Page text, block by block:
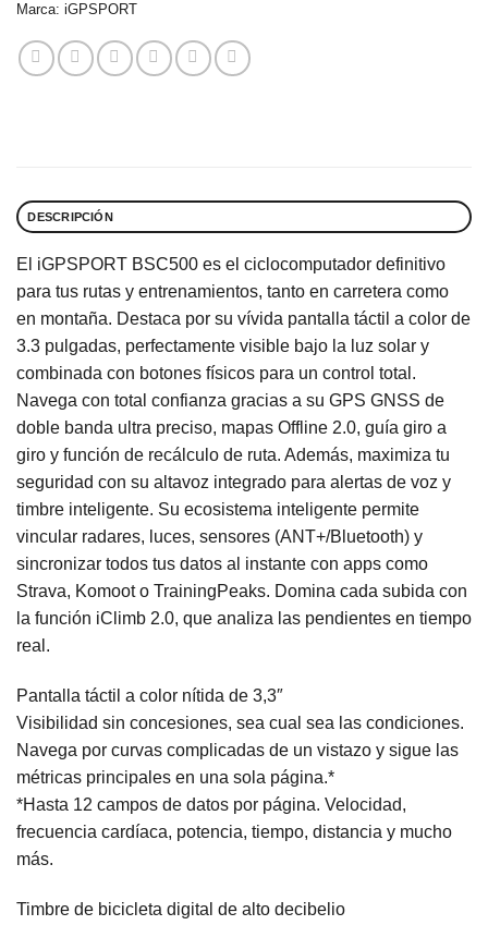
Marca: iGPSPORT
DESCRIPCIÓN
El iGPSPORT BSC500 es el ciclocomputador definitivo
para tus rutas y entrenamientos, tanto en carretera como
en montaña. Destaca por su vívida pantalla táctil a color de
3.3 pulgadas, perfectamente visible bajo la luz solar y
combinada con botones físicos para un control total.
Navega con total confianza gracias a su GPS GNSS de
doble banda ultra preciso, mapas Offline 2.0, guía giro a
giro y función de recálculo de ruta. Además, maximiza tu
seguridad con su altavoz integrado para alertas de voz y
timbre inteligente. Su ecosistema inteligente permite
vincular radares, luces, sensores (ANT+/Bluetooth) y
sincronizar todos tus datos al instante con apps como
Strava, Komoot o TrainingPeaks. Domina cada subida con
la función iClimb 2.0, que analiza las pendientes en tiempo
real.
Pantalla táctil a color nítida de 3,3″
Visibilidad sin concesiones, sea cual sea las condiciones.
Navega por curvas complicadas de un vistazo y sigue las
métricas principales en una sola página.*
*Hasta 12 campos de datos por página. Velocidad,
frecuencia cardíaca, potencia, tiempo, distancia y mucho
más.
Timbre de bicicleta digital de alto decibelio